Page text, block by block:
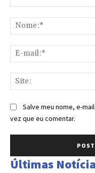
Salve meu nome, e-
vez que eu comentar.
Últimas